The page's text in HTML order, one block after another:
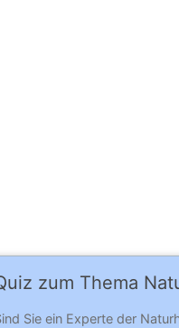
zum Thema
Sie ein Experte der